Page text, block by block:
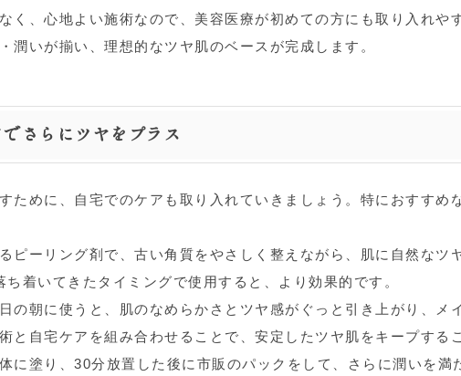
く、心地よい施術なので、美容医療が初めての方にも取り入れや
潤いが揃い、理想的なツヤ肌のベースが完成します。
さらにツヤをプラス
ために、自宅でのケアも取り入れていきましょう。特におすすめ
ピーリング剤で、古い角質をやさしく整えながら、肌に自然なツ
着いてきたタイミングで使用すると、より効果的です。
の朝に使うと、肌のなめらかさとツヤ感がぐっと引き上がり、メ
と自宅ケアを組み合わせることで、安定したツヤ肌をキープする
に塗り、30分放置した後に市販のパックをして、さらに潤いを満